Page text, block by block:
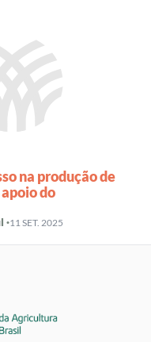
na produção de
do
·11 SET. 2025